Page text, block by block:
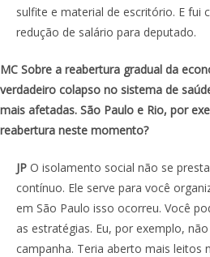
sulfite e material de escritório. E fui
redução de salário para deputado.
MC Sobre a reabertura gradual da
verdadeiro colapso no sistema de
mais afetadas. São Paulo e Rio, por
reabertura neste momento?
JP O isolamento social não se
contínuo. Ele serve para você
em São Paulo isso ocorreu. Você
as estratégias. Eu, por exemplo,
campanha. Teria aberto mais leitos